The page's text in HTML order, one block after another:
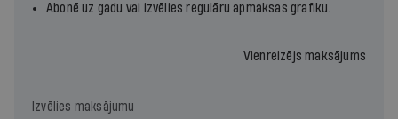
Abonē uz gadu vai izvēlies regulāru apmaksas grafiku.
Vienreizējs maksājums
Izvēlies maksājumu